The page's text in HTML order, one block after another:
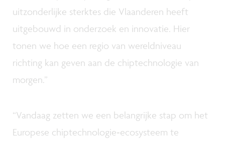
uitzonderlijke sterktes die Vlaanderen heeft
uitgebouwd in onderzoek en innovatie. Hier
tonen we hoe een regio van wereldniveau
richting kan geven aan de chiptechnologie van
morgen.”
“Vandaag zetten we een belangrijke stap om het
Europese chiptechnologie‑ecosysteem te